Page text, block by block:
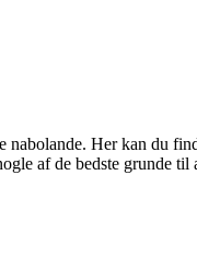
Her kan du
af de bedste grunde til